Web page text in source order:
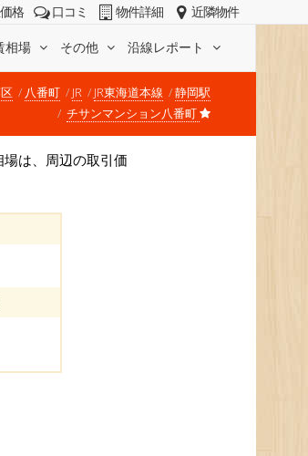
相場 その他 沿線レポート
格 口コミ 物件詳細 近隣物件
八番町 JR JR東海道本線
静岡駅
チサンマンション八番町
は、周辺の取引価